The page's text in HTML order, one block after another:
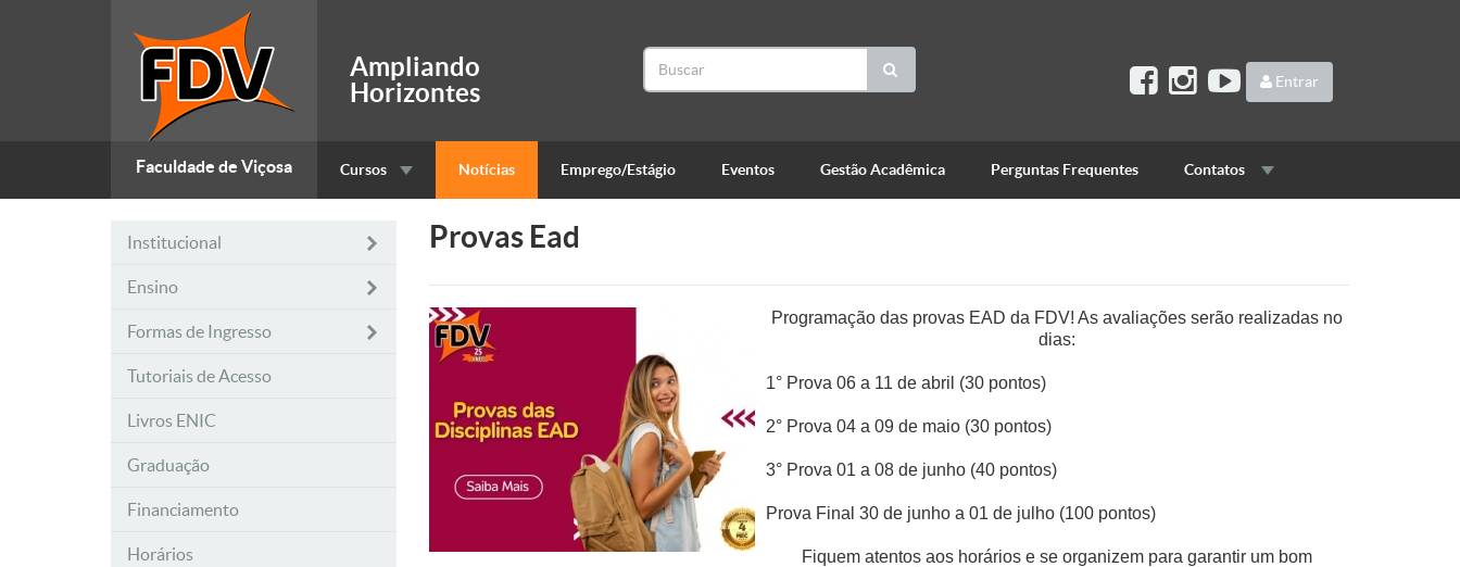
Ampliando
Horizontes
Entrar
Faculdade de Viçosa Cursos Notícias Emprego/Estágio Eventos Gestão Acadêmica Perguntas Frequentes Contatos
Institucional
Ensino
Formas de Ingresso
Tutoriais de Acesso
Livros ENIC
Graduação
Financiamento
Horários
Provas Ead
Programação das provas EAD da FDV! As avaliações serão realizadas no
dias:
1° Prova 06 a 11 de abril (30 pontos)
2° Prova 04 a 09 de maio (30 pontos)
3° Prova 01 a 08 de junho (40 pontos)
Prova Final 30 de junho a 01 de julho (100 pontos)
Fiquem atentos aos horários e se organizem para garantir um bom